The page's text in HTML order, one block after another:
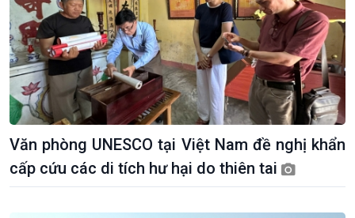
Văn phòng UNESCO tại Việt Nam đề nghị khẩn
cấp cứu các di tích hư hại do thiên tai